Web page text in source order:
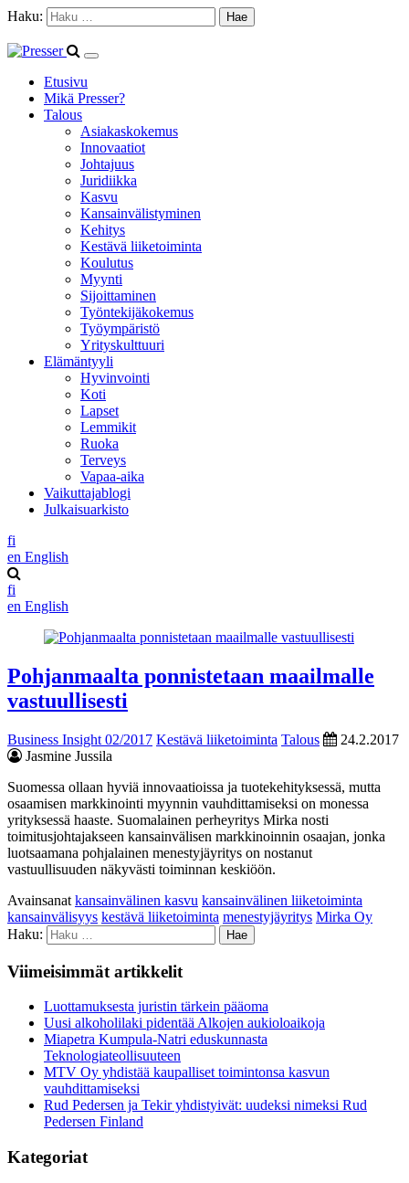
Haku:
Etusivu
Mikä Presser?
Talous
Asiakaskokemus
Innovaatiot
Johtajuus
Juridiikka
Kasvu
Kansainvälistyminen
Kehitys
Kestävä liiketoiminta
Koulutus
Myynti
Sijoittaminen
Työntekijäkokemus
Työympäristö
Yrityskulttuuri
Elämäntyyli
Hyvinvointi
Koti
Lapset
Lemmikit
Ruoka
Terveys
Vapaa-aika
Vaikuttajablogi
Julkaisuarkisto
fi
en English
fi
en English
Pohjanmaalta ponnistetaan maailmalle
vastuullisesti
Business Insight 02/2017 Kestävä liiketoiminta Talous
24.2.2017
Jasmine Jussila
Suomessa ollaan hyviä innovaatioissa ja tuotekehityksessä, mutta
osaamisen markkinointi myynnin vauhdittamiseksi on monessa
yrityksessä haaste. Suomalainen perheyritys Mirka nosti
toimitusjohtajakseen kansainvälisen markkinoinnin osaajan, jonka
luotsaamana pohjalainen menestyjäyritys on nostanut
vastuullisuuden näkyvästi toiminnan keskiöön.
Avainsanat kansainvälinen kasvu kansainvälinen liiketoiminta
kansainvälisyys kestävä liiketoiminta menestyjäyritys Mirka Oy
Haku:
Viimeisimmät artikkelit
Luottamuksesta juristin tärkein pääoma
Uusi alkoholilaki pidentää Alkojen aukioloaikoja
Miapetra Kumpula-Natri eduskunnasta
Teknologiateollisuuteen
MTV Oy yhdistää kaupalliset toimintonsa kasvun
vauhdittamiseksi
Rud Pedersen ja Tekir yhdistyivät: uudeksi nimeksi Rud
Pedersen Finland
Kategoriat